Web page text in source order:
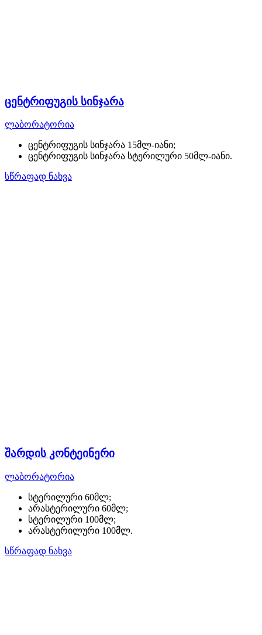
ცენტრიფუგის სინჯარა
ლაბორატორია
ცენტრიფუგის სინჯარა 15მლ-იანი;
ცენტრიფუგის სინჯარა სტერილური 50მლ-იანი.
სწრაფად ნახვა
შარდის კონტეინერი
ლაბორატორია
სტერილური 60მლ;
არასტერილური 60მლ;
სტერილური 100მლ;
არასტერილური 100მლ.
სწრაფად ნახვა